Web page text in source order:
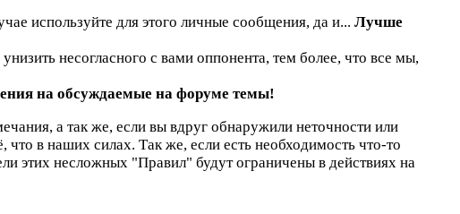
используйте для этого личные сообщения, да и... Лучше
несогласного с вами оппонента, тем более, что все мы,
на обсуждаемые на форуме темы!
а так же, если вы вдруг обнаружили неточности или
что в наших силах. Так же, если есть необходимость что-то
этих несложных "Правил" будут ограничены в действиях на